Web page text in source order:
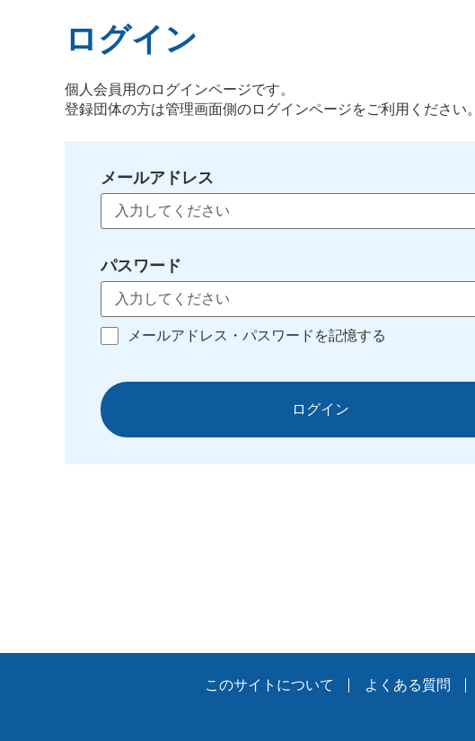
ログイン
個人会員用のログインページです。
登録団体の方は管理画面側のログインページをご利用ください。
メールアドレス
パスワード
メールアドレス・パスワードを記憶する
ログイン
このサイトについて よくある質問